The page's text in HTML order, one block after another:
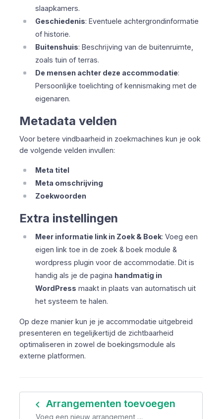
slaapkamers.
Geschiedenis: Eventuele achtergrondinformatie
of historie.
Buitenshuis: Beschrijving van de buitenruimte,
zoals tuin of terras.
De mensen achter deze accommodatie:
Persoonlijke toelichting of kennismaking met de
eigenaren.
Metadata velden
Voor betere vindbaarheid in zoekmachines kun je ook
de volgende velden invullen:
Meta titel
Meta omschrijving
Zoekwoorden
Extra instellingen
Meer informatie link in Zoek & Boek: Voeg een
eigen link toe in de zoek & boek module &
wordpress plugin voor de accommodatie. Dit is
handig als je de pagina handmatig in
WordPress maakt in plaats van automatisch uit
het systeem te halen.
Op deze manier kun je je accommodatie uitgebreid
presenteren en tegelijkertijd de zichtbaarheid
optimaliseren in zowel de boekingsmodule als
externe platformen.
navigate_before Arrangementen toevoegen
Voeg een nieuw arrangement …